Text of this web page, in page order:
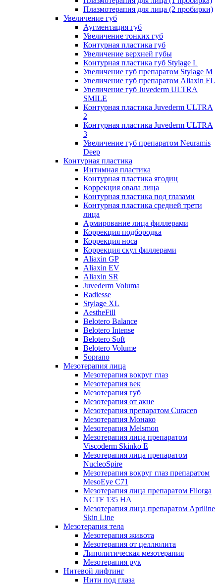
Плазмотерапия для лица (2 пробирки)
Увеличение губ
Аугментация губ
Увеличение тонких губ
Контурная пластика губ
Увеличение верхней губы
Контурная пластика губ Stylage L
Увеличение губ препаратом Stylage M
Увеличение губ препаратом Aliaxin FL
Увеличение губ Juvederm ULTRA
SMILE
Контурная пластика Juvederm ULTRA
2
Контурная пластика Juvederm ULTRA
3
Увеличение губ препаратом Neuramis
Deep
Контурная пластика
Интимная пластика
Контурная пластика ягодиц
Коррекция овала лица
Контурная пластика под глазами
Контурная пластика средней трети
лица
Армирование лица филлерами
Коррекция подбородка
Коррекция носа
Коррекция скул филлерами
Aliaxin GP
Aliaxin EV
Aliaxin SR
Juvederm Voluma
Radiesse
Stylage XL
AestheFill
Belotero Balance
Belotero Intense
Belotero Soft
Belotero Volume
Soprano
Мезотерапия лица
Мезотерапия вокруг глаз
Мезотерапия век
Мезотерапия губ
Мезотерапия от акне
Мезотерапия препаратом Curacen
Мезотерапия Монако
Мезотерапия Melsmon
Мезотерапия лица препаратом
Viscoderm Skinko E
Мезотерапия лица препаратом
NucleoSpire
Мезотерапия вокруг глаз препаратом
MesoEye С71
Мезотерапия лица препаратом Filorga
NCTF 135 HA
Мезотерапия лица препаратом Apriline
Skin Line
Мезотерапия тела
Мезотерапия живота
Мезотерапия от целлюлита
Липолитическая мезотерапия
Мезотерапия рук
Нитевой лифтинг
Нити под глаза